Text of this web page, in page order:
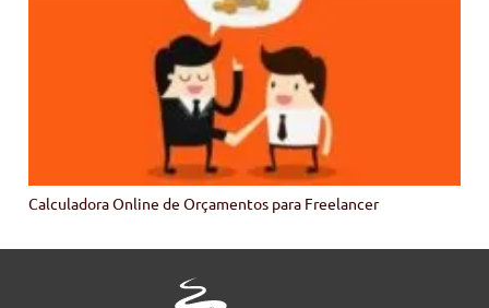
Calculadora Online de Orçamentos para Freelancer